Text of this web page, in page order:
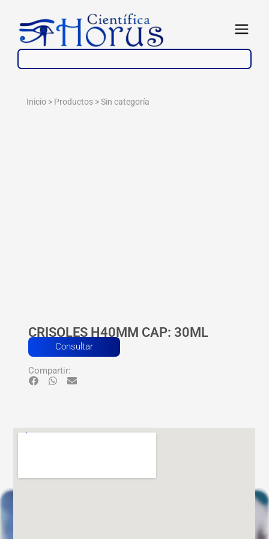
contenido
Abrir
Inicio > Productos >Sin categoría
CRISOLES H40MM CAP: 30ML
Consultar
Compartir: